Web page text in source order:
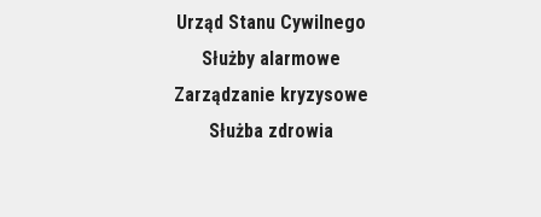
Urząd Stanu Cywilnego
Służby alarmowe
Zarządzanie kryzysowe
Służba zdrowia